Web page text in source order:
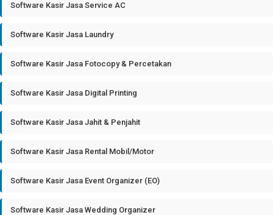
Software Kasir Jasa Service AC
Software Kasir Jasa Laundry
Software Kasir Jasa Fotocopy & Percetakan
Software Kasir Jasa Digital Printing
Software Kasir Jasa Jahit & Penjahit
Software Kasir Jasa Rental Mobil/Motor
Software Kasir Jasa Event Organizer (EO)
Software Kasir Jasa Wedding Organizer